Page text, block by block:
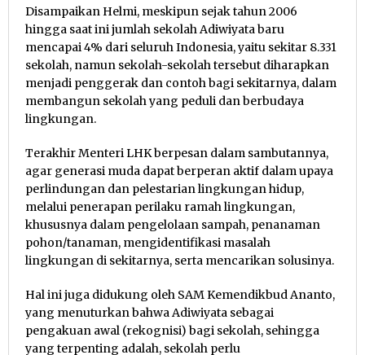
Disampaikan Helmi, meskipun sejak tahun 2006
hingga saat ini jumlah sekolah Adiwiyata baru
mencapai 4% dari seluruh Indonesia, yaitu sekitar 8.331
sekolah, namun sekolah-sekolah tersebut diharapkan
menjadi penggerak dan contoh bagi sekitarnya, dalam
membangun sekolah yang peduli dan berbudaya
lingkungan.
Terakhir Menteri LHK berpesan dalam sambutannya,
agar generasi muda dapat berperan aktif dalam upaya
perlindungan dan pelestarian lingkungan hidup,
melalui penerapan perilaku ramah lingkungan,
khususnya dalam pengelolaan sampah, penanaman
pohon/tanaman, mengidentifikasi masalah
lingkungan di sekitarnya, serta mencarikan solusinya.
Hal ini juga didukung oleh SAM Kemendikbud Ananto,
yang menuturkan bahwa Adiwiyata sebagai
pengakuan awal (rekognisi) bagi sekolah, sehingga
yang terpenting adalah, sekolah perlu